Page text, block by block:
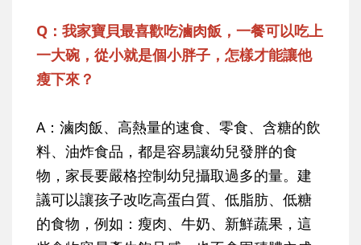
Q：我家寶貝最喜歡吃滷肉飯，一餐可以吃上
一大碗，從小就是個小胖子，怎樣才能讓他
瘦下來？
A：滷肉飯、高熱量的速食、零食、含糖的飲
料、油炸食品，都是容易讓幼兒發胖的食
物，家長要嚴格控制幼兒攝取過多的量。建
議可以讓孩子改吃高蛋白質、低脂肪、低糖
的食物，例如：瘦肉、牛奶、新鮮蔬果，這